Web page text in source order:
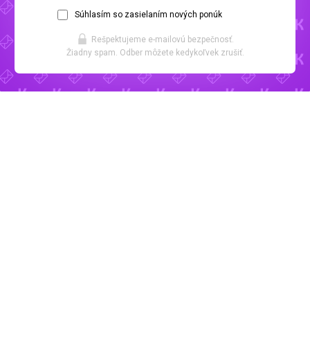
Súhlasím so zasielaním nových ponúk
Rešpektujeme e-mailovú bezpečnosť.
Žiadny spam. Odber môžete kedykoľvek zrušiť.